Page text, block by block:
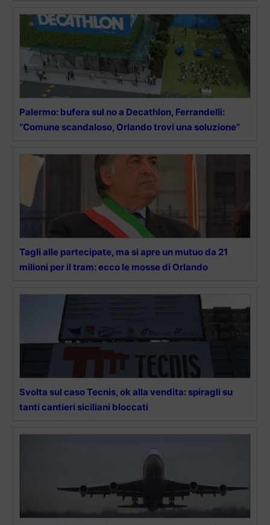
Palermo: bufera sul no a Decathlon, Ferrandelli:
“Comune scandaloso, Orlando trovi una soluzione”
Tagli alle partecipate, ma si apre un mutuo da 21
milioni per il tram: ecco le mosse di Orlando
Svolta sul caso Tecnis, ok alla vendita: spiragli su
tanti cantieri siciliani bloccati